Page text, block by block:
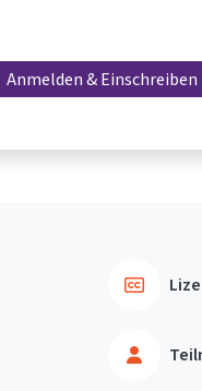
Anmelden & Einschreiben